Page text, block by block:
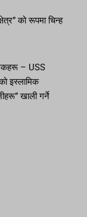
को रूपमा चिन्ह
– USS
इस्लामिक
खाली गर्ने